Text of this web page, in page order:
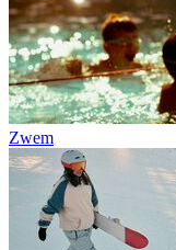
Zwem